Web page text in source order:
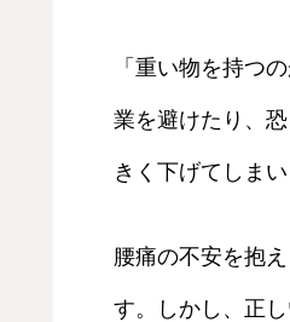
「重い物を持つ
業を避けたり、
きく下げてしまい
腰痛の不安を抱
す。しかし、正